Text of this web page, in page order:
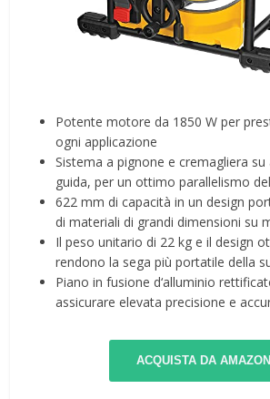
Potente motore da 1850 W per
ogni applicazione
Sistema a pignone e cremagliera
guida, per un ottimo parallelismo
622 mm di capacità in un design
di materiali di grandi dimensioni su
Il peso unitario di 22 kg e il design
rendono la sega più portatile della
Piano in fusione d‘alluminio
assicurare elevata precisione e
ACQUISTA DA AMAZON